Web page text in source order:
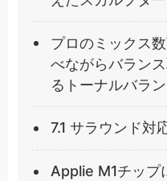
プロのミックス
べながらバラン
るトーナルバラ
7.1 サラウンド対
Applie M1チップ